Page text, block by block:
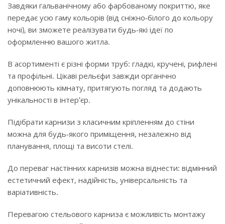
Завдяки гальванічному або фарбованому покриттю, яке
передає усю гаму кольорів (від сніжно-білого до кольору
ночі), ви зможете реалізувати будь-які ідеї по
оформленню вашого житла.
В асортименті є різні форми труб: гладкі, кручені, рифлені
та профільні. Цікаві рельєфи завжди органічно
доповнюють кімнату, притягують погляд та додають
унікальності в інтер'єр.
Підібрати карнизи з класичним кріпленням до стіни
можна для будь-якого приміщення, незалежно від
планування, площі та висоти стелі.
До переваг настінних карнизів можна віднести: відмінний
естетичний ефект, надійність, універсальність та
варіативність.
Перевагою стельового карниза є можливість монтажу